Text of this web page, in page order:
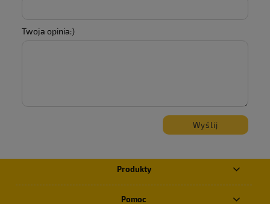
Twoja opinia:)
Wyślij
Produkty
Pomoc